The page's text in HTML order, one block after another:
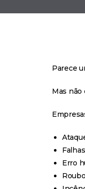
Parece
Mas não
Erro